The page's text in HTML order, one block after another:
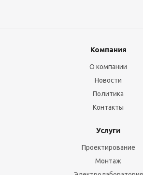
Компания
О компании
Новости
Политика
Контакты
Услуги
Проектирование
Монтаж